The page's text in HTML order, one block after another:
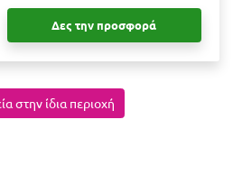
Δες την προσφορά
στην ίδια περιοχή